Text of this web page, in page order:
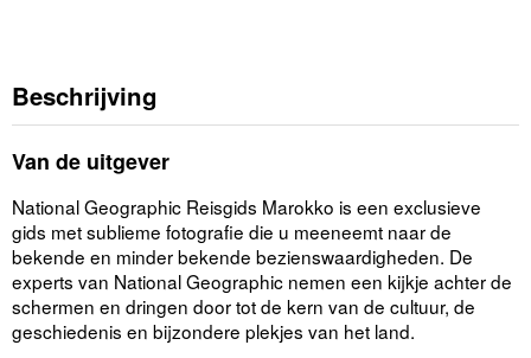
Beschrijving
Van de uitgever
National Geographic Reisgids Marokko is een exclusieve
gids met sublieme fotografie die u meeneemt naar de
bekende en minder bekende bezienswaardigheden. De
experts van National Geographic nemen een kijkje achter de
schermen en dringen door tot de kern van de cultuur, de
geschiedenis en bijzondere plekjes van het land.